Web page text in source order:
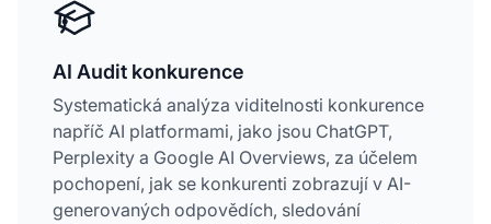
AI Audit konkurence
Systematická analýza viditelnosti konkurence
napříč AI platformami, jako jsou ChatGPT,
Perplexity a Google AI Overviews, za účelem
pochopení, jak se konkurenti zobrazují v AI-
generovaných odpovědích, sledování